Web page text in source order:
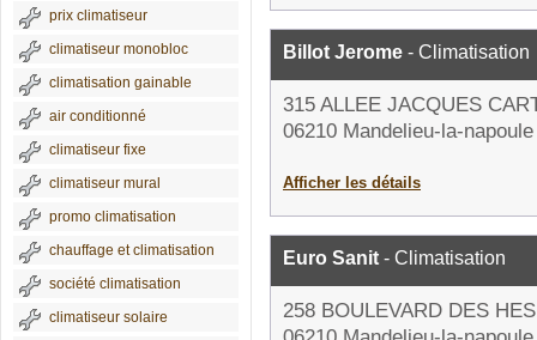
prix climatiseur
climatiseur monobloc
climatisation gainable
air conditionné
climatiseur fixe
climatiseur mural
promo climatisation
chauffage et climatisation
société climatisation
climatiseur solaire
Billot Jerome - Climatisation
315 ALLEE JACQUES
06210 Mandelieu-la-napoule
Afficher les détails
Euro Sanit - Climatisation
258 BOULEVARD DES